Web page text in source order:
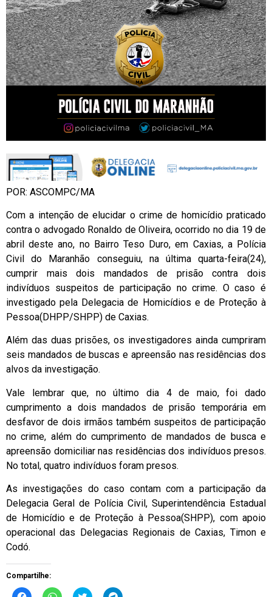
POR: ASCOMPC/MA
Com a intenção de elucidar o crime de homicídio praticado
contra o advogado Ronaldo de Oliveira, ocorrido no dia 19 de
abril deste ano, no Bairro Teso Duro, em Caxias, a Polícia
Civil do Maranhão conseguiu, na última quarta-feira(24),
cumprir mais dois mandados de prisão contra dois
indivíduos suspeitos de participação no crime. O caso é
investigado pela Delegacia de Homicídios e de Proteção à
Pessoa(DHPP/SHPP) de Caxias.
Além das duas prisões, os investigadores ainda cumpriram
seis mandados de buscas e apreensão nas residências dos
alvos da investigação.
Vale lembrar que, no último dia 4 de maio, foi dado
cumprimento a dois mandados de prisão temporária em
desfavor de dois irmãos também suspeitos de participação
no crime, além do cumprimento de mandados de busca e
apreensão domiciliar nas residências dos indivíduos presos.
No total, quatro indivíduos foram presos.
As investigações do caso contam com a participação da
Delegacia Geral de Polícia Civil, Superintendência Estadual
de Homicídio e de Proteção à Pessoa(SHPP), com apoio
operacional das Delegacias Regionais de Caxias, Timon e
Codó.
Compartilhe: